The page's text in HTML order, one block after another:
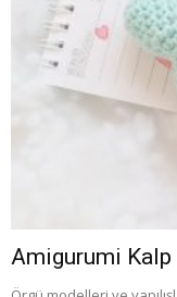
Amigurumi Kalp